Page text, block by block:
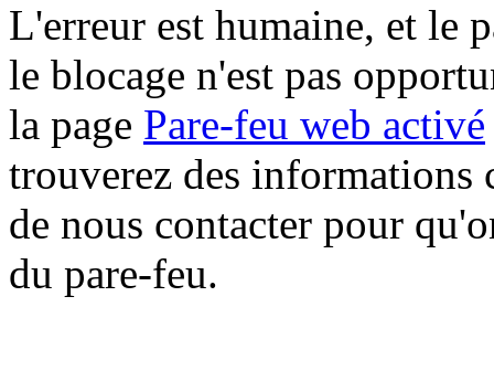
L'erreur est humaine, et le
le blocage n'est pas
la page Pare-feu web activé
trouverez des informations
de nous contacter pour
du pare-feu.